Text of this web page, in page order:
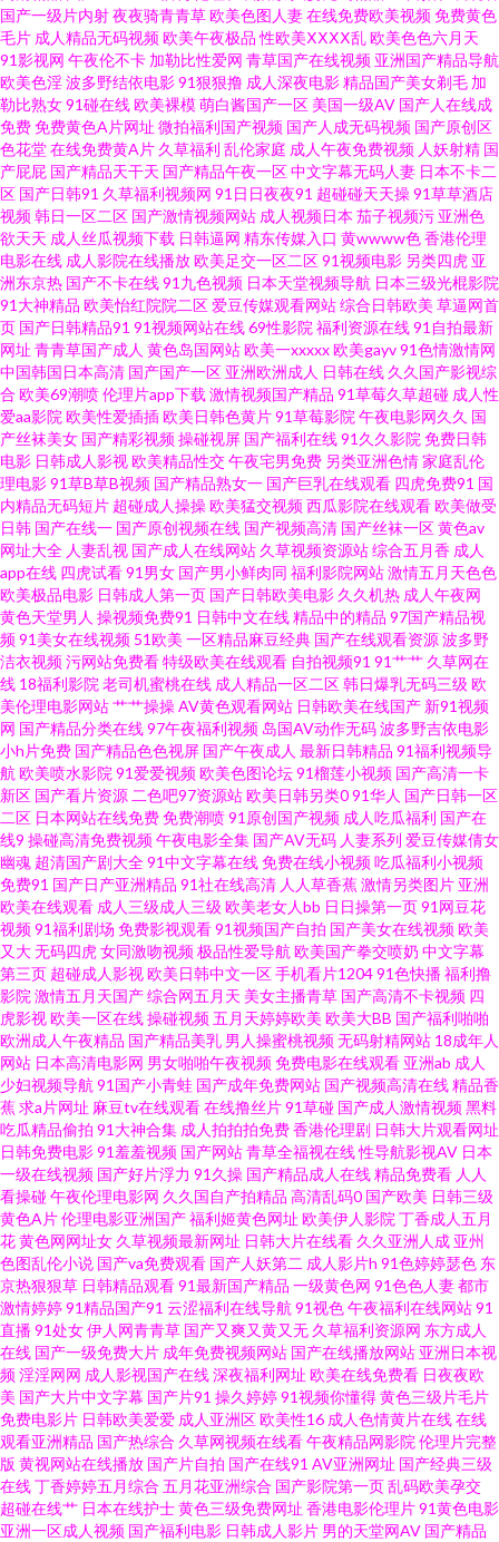
亚洲人妻ntr 国产不卡操逼 偷拍99热 超碰人人操 操日韩第一页 不卡av在线电
影网 俺去也导航 99热久 99超碰在线黑丝 亚洲黄色在线视频 伊人砖区 最新91
福利区 1024视频导航 91大神精品视频影院 91TV在线视频 91福利姬实时更
新 91c国产在线观看 在线观看小视频 亚洲第一夜综合 尤物一区在线视频 新日
韩新片网 亚洲线路一二三 五月天先锋影音 午夜精品九九 伪娘ts人妖在线 深
爱开心激情日日撸 色色精品影院 先锋影音丝袜制服AV 无码高清韩日不卡一
区 天美mv限免在线 天堂午夜A片 日韩欧美综合综合网 四虎色导航 亚洲成a人
片在线观 成人夜视频久久 91人妻字幕 午夜家庭影院福利局 导航福利黑料 男
人的天堂性爱图 免费人妻精品 美女跟男生色色91 九九久久九九久久九 美女
黄视WWW 乱日P欧美 久久韩国精品 精品成人中出国产 国产三四区 国模吧入
口 国产91色在线 成人黄色三级片网站 www恋足com 超碰潮人人操 wwwcom
黄色 91在线免费观看蜜臀 91熟女视频福利 91图视频在线观看 91社永久入口
91啦中文在线伦 91夫妻电影 91n在线网址观看 91TS人妖另类 91国内在线观
看 91次源 91pron在线观看 一级日韩AV 亚洲福利视频91 91操机视频 91精品
在线观看免费视频 91色色影院 91视频导航 91秦先生在线视频 91九色蝌蚪国
产 91福利大全 91福利真实 91黄在线观看黑丝 91豆花视频在线观看 91传媒
在线观收看 91蝌蚪国产 91精品免费视频在线观看 91色色小视频下载 91视频
在线豆花 91探花极品 91人人超 91人妖在线 91社视频神马 91熊猫传媒 91网
站免费 日本精品五区 五月婷婷深爱网 婷婷五月花 五月婷婷深爱激情网 天天
干狠狠日 色综合一本道在线 日韩一级网址中文 91欧美另类一区 一区二区三
区国产少妇 中文字幕在线日韩 91N福利网 91黑丝美女 91黄色视频 91国产探
花 91次云 91se国产视频 91原创视屏 97资源共享 操操网91 爱福利导航 99热
这里有精品 东方Va黑人 成人亚洲欧美网 国产精品久久社区 国产黄a三级大片
国产ts伪娘资源网站 国产操小浪穴AV片 国产黑丝精品 91黑丝国 国产25页 国
内肏屄视频 熟女福利导航 91福利二区 91免费链接 91年出生的人属啥子 91视
频在线观看变态版 91亚洲传媒51 91网站传媒Tv 久久精品国产婷婷久久 人人
超碰69 日韩素人导航 深爱激情网1 午夜天堂精品久久 亚洲综合下一篇28p 一
区二区不卡熟妇 伊人草久久 91国自在线播放 91视频最新 91在线导航 www狠
国产一级片内射夜夜骑青青草欧美色图人妻在线免费欧美视频免费黄色
毛片 成人精品无码视频欧美午夜极品 性欧美ⅩⅩⅩⅩ乱欧美色色六月天
91影视网 午夜伦不卡 加勒比性爱网 青草国产在线视频 亚洲国产精品导航
欧美色淫波多野结依电影91狠狠撸 成人深夜电影精品国产美女剃毛 加
勒比熟女91碰在线欧美裸模萌白酱国产一区 美国一级AV 国产人在线成
免费免费黄色A片网址 微拍福利国产视频 国产人成无码视频 国产原创区
色花堂在线免费黄A片 久草福利 乱伦家庭 成人午夜免费视频 人妖射精 国
产屁屁 国产精品天干天 国产精品午夜一区中文字幕无码人妻 日本不卡二
区 国产日韩91 久草福利视频网 91日日夜夜91 超碰碰天天操91草草酒店
视频韩日一区二区 国产激情视频网站 成人视频日本 茄子视频污 亚洲色
欲天天 成人丝瓜视频下载 日韩逼网 精东传媒入口 黄wwww色香港伦理
电影在线 成人影院在线播放欧美足交一区二区91视频电影 另类四虎 亚
洲东京热 国产不卡在线91九色视频 日本天堂视频导航 日本三级光棍影院
91大神精品 欧美怡红院院二区爱豆传媒观看网站综合日韩欧美 草逼网首
页 国产日韩精品91 91视频网站在线69性影院 福利资源在线91自拍最新
网址 青青草国产成人 黄色岛国网站欧美一xxxxx欧美gayv91色情激情网
中国韩国日本高清 国产国产一区 亚洲欧洲成人 日韩在线 久久国产影视综
合 欧美69潮喷伦理片app下载 激情视频国产精品 91草莓久草超碰 成人性
爱aa影院 欧美性爱插插欧美日韩色黄片91草莓影院 午夜电影网久久 国
产丝袜美女 国产精彩视频操碰视屏 国产福利在线91久久影院 免费日韩
电影 日韩成人影视欧美精品性交午夜宅男免费 另类亚洲色情家庭乱伦
理电影91草B草B视频 国产精品熟女一 国产巨乳在线观看 四虎免费91 国
内精品无码短片 超碰成人操操欧美猛交视频西瓜影院在线观看欧美做受
日韩 国产在线一 国产原创视频在线 国产视频高清 国产丝袜一区黄色av
网址大全 人妻乱视 国产成人在线网站 久草视频资源站综合五月香 成人
app在线 四虎试看91男女 国产男小鲜肉同 福利影院网站激情五月天色色
欧美极品电影 日韩成人第一页 国产日韩欧美电影 久久机热 成人午夜网
黄色天堂男人 操视频免费91 日韩中文在线精品中的精品 97国产精品视
频91美女在线视频 51欧美 一区精品麻豆经典 国产在线观看资源波多野
洁衣视频污网站免费看特级欧美在线观看 自拍视频91 91艹艹 久草网在
线 18福利影院 老司机蜜桃在线 成人精品一区二区韩日爆乳无码三级 欧
美伦理电影网站艹艹操操AV黄色观看网站 日韩欧美在线国产 新91视频
网 国产精品分类在线97午夜福利视频 岛国AV动作无码波多野吉依电影
小h片免费 国产精品色色视屏 国产午夜成人 最新日韩精品 91福利视频导
航 欧美喷水影院 91爱爱视频欧美色图论坛91榴莲小视频 国产高清一卡
新区 国产看片资源 二色吧97资源站欧美日韩另类091华人 国产日韩一区
二区 日本网站在线免费免费潮喷91原创国产视频 成人吃瓜福利 国产在
线9 操碰高清免费视频午夜电影全集 国产AV无码 人妻系列 爱豆传媒倩女
幽魂 超清国产剧大全91中文字幕在线免费在线小视频吃瓜福利小视频
免费91 国产日产亚洲精品 91社在线高清 人人草香蕉激情另类图片 亚洲
欧美在线观看 成人三级成人三级 欧美老女人bb 日日操第一页91网豆花
视频91福利剧场 免费影视观看91视频国产自拍 国产美女在线视频欧美
又大无码四虎女同激吻视频极品性爱导航 欧美国产拳交喷奶 中文字幕
第三页 超碰成人影视欧美日韩中文一区手机看片120491色快播福利撸
影院 激情五月天国产综合网五月天 美女主播青草 国产高清不卡视频 四
虎影视欧美一区在线操碰视频五月天婷婷欧美 欧美大BB 国产福利啪啪
欧洲成人午夜精品 国产精品美乳 男人操蜜桃视频无码射精网站 18成年人
网站 日本高清电影网 男女啪啪午夜视频免费电影在线观看 亚洲ab 成人
少妇视频导航 91国产小青蛙 国产成年免费网站 国产视频高清在线精品香
蕉求a片网址 麻豆tv在线观看在线撸丝片91草碰 国产成人激情视频黑料
吃瓜精品偷拍 91大神合集 成人拍拍拍免费香港伦理剧 日韩大片观看网址
日韩免费电影91羞羞视频 国产网站青草全福视在线性导航影视AV 日本
一级在线视频 国产好片浮力 91久操 国产精品成人在线精品免费看 人人
看操碰午夜伦理电影网 久久国自产拍精品 高清乱码0 国产欧美 日韩三级
黄色A片伦理电影亚洲国产福利姬黄色网址 欧美伊人影院 丁香成人五月
花黄色网网址女 久草视频最新网址 日韩大片在线看 久久亚洲人成 亚州
色图乱伦小说 国产va免费观看 国产人妖第二 成人影片h 91色婷婷瑟色 东
京热狠狠草 日韩精品观看91最新国产精品 一级黄色网 91色色人妻都市
激情婷婷91精品国产91 云涩福利在线导航 91视色午夜福利在线网站91
直播91处女伊人网青青草 国产又爽又黄又无 久草福利资源网 东方成人
在线 国产一级免费大片 成年免费视频网站 国产在线播放网站 亚洲日本视
频淫淫网网 成人影视国产在线深夜福利网址 欧美在线免费看 日夜夜欧
美 国产大片中文字幕 国产片91 操久婷婷91视频你懂得黄色三级片毛片
免费电影片 日韩欧美爱爱 成人亚洲区欧美性16 成人色情黄片在线在线
观看亚洲精品 国产热综合 久草网视频在线看午夜精品网影院 伦理片完整
版 黄视网站在线播放 国产片自拍 国产在线91 AV亚洲网址 国产经典三级
在线丁香婷婷五月综合 五月花亚洲综合 国产影院第一页乱码欧美孕交
超碰在线艹 日本在线护士黄色三级免费网址 香港电影伦理片91黄色电影
亚洲一区成人视频 国产福利电影 日韩成人影片 男的天堂网AV 国产精品